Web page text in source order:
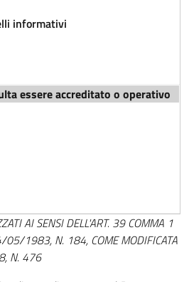
informativi
AI SENSI DELL'ART. 39 COMMA 1
05/1983, N. 184, COME MODIFICATA
N. 476